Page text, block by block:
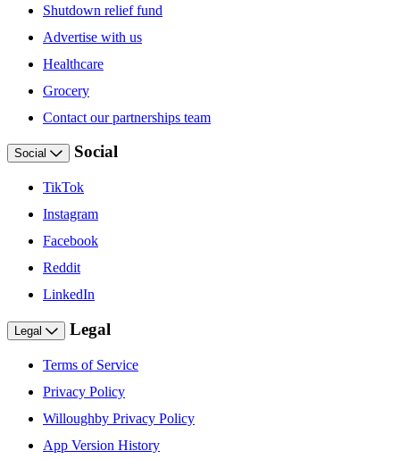
Shutdown relief fund
Advertise with us
Healthcare
Grocery
Contact our partnerships team
Social Social
TikTok
Instagram
Facebook
Reddit
LinkedIn
Legal Legal
Terms of Service
Privacy Policy
Willoughby Privacy Policy
App Version History